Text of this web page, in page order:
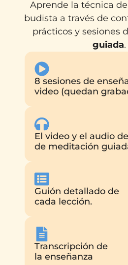
Aprende la técnica
budista a través de
prácticos y sesiones
guiada.
8 sesiones de
video (quedan
El video y el audio
de meditación
Guión detallado de
cada lección.
Transcripción de
la enseñanza